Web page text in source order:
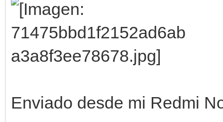
Enviado desde mi Redmi